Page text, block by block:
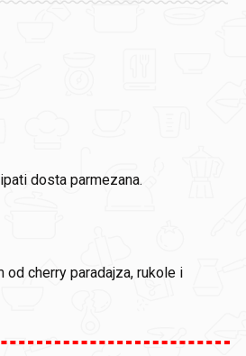
dosta parmezana.
cherry paradajza, rukole i